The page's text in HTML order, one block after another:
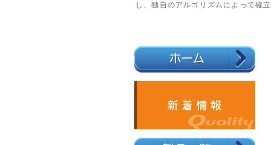
し、独自のアルゴリズムによって確